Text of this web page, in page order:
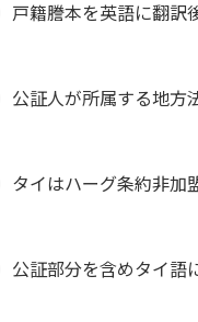
）戸籍謄本を英語に翻
）公証人が所属する地
タイはハーグ条約非加
）公証部分を含めタイ